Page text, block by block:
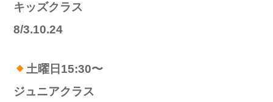
キッズクラス
8/3.10.24
土曜日15:30〜
ジュニアクラス